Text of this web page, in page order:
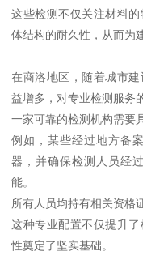
这些检测不仅关注材料
体结构的耐久性，从而为
在商洛地区，随着城市
益增多，对专业检测服务
一家可靠的检测机构需要
例如，某些经过地方备
器，并确保检测人员经
能。
所有人员均持有相关资格
这种专业配置不仅提升
性奠定了坚实基础。